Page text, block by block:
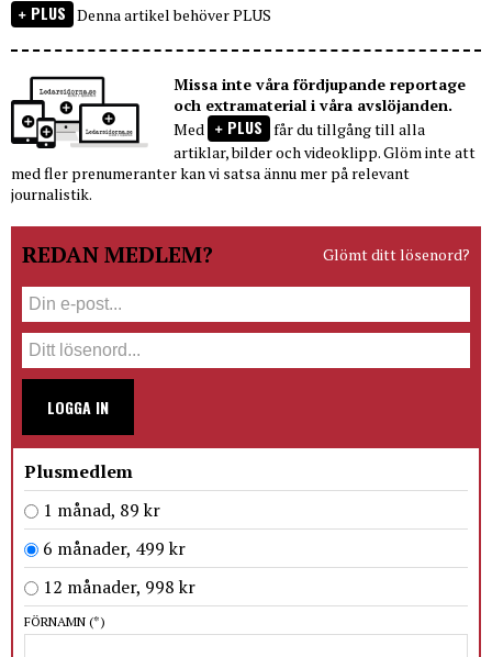
PLUS Denna artikel behöver PLUS
Missa inte våra fördjupande reportage
och extramaterial i våra avslöjanden.
Med
PLUS får du tillgång till alla
artiklar, bilder och videoklipp. Glöm inte att
med fler prenumeranter kan vi satsa ännu mer på relevant
journalistik.
REDAN MEDLEM? Glömt ditt lösenord?
LOGGA IN
Plusmedlem
1 månad, 89 kr
6 månader, 499 kr
12 månader, 998 kr
FÖRNAMN (*)